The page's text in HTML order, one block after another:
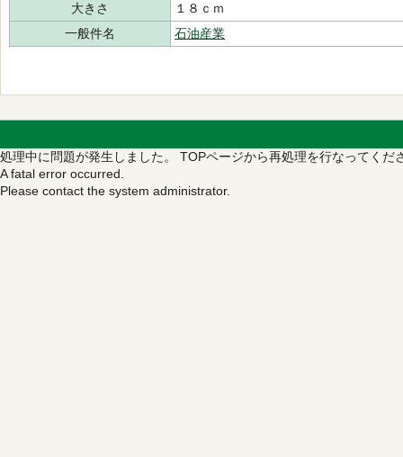
大きさ
１８ｃｍ
一般件名
石油産業
処理中に問題が発生しました。 TOPページから再処理を行なってくだ
A fatal error occurred.
Please contact the system administrator.